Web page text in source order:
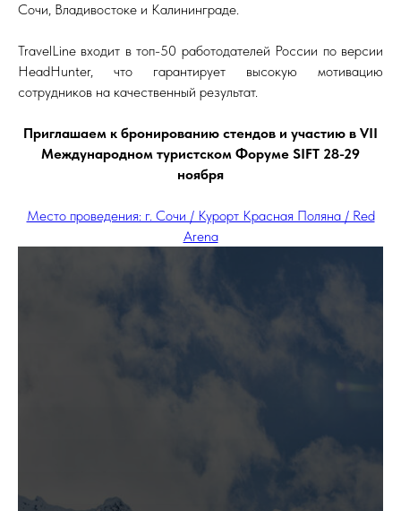
Сочи, Владивостоке и Калининграде.
TravelLine входит в топ-50 работодателей России по версии
HeadHunter, что гарантирует высокую мотивацию
сотрудников на качественный результат.
Приглашаем к бронированию стендов и участию в VII
Международном туристском Форуме SIFT 28-29
ноября
Место проведения: г. Сочи / Курорт Красная Поляна / Red
Arena